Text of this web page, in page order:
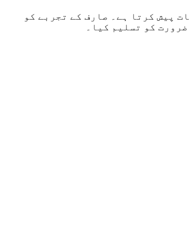
پیش کرتا ہے۔ صارف کے تجربے کو
کو تسلیم کیا۔